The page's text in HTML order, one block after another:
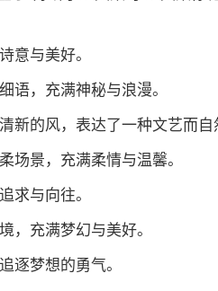
意与美好。
语，充满神秘与浪漫。
新的风，表达了一种文艺而自
场景，充满柔情与温馨。
求与向往。
，充满梦幻与美好。
逐梦想的勇气。